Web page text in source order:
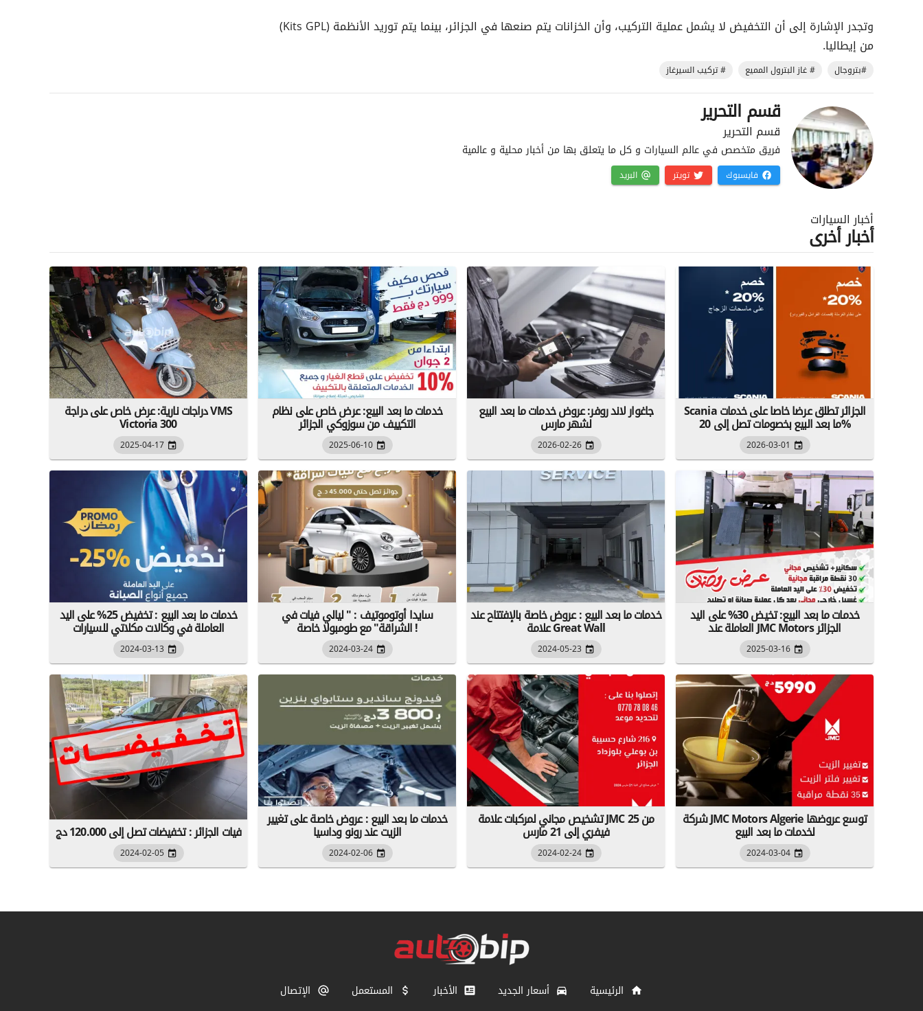
وتجدر الإشارة إلى أن التخفيض لا يشمل عملية التركيب، وأن الخزانات يتم صنعها في الجزائر، بينما يتم توريد الأنظمة (Kits GPL)
من إيطاليا.
#بتروجال # غاز البترول المميع # تركيب السيرغاز
قسم التحرير
قسم التحرير
فريق متخصص في عالم السيارات و كل ما يتعلق بها من أخبار محلية و عالمية
فايسبوك تويتر البريد
أخبار السيارات
أخبار أخرى
Scania الجزائر تطلق عرضا خاصا على خدمات
ما بعد البيع بخصومات تصل إلى 20%
2026-03-01
جاغوار لاند روفر: عروض خدمات ما بعد البيع
لشهر مارس
2026-02-26
خدمات ما بعد البيع: عرض خاص على نظام
التكييف من سوزوكي الجزائر
2025-06-10
دراجات نارية: عرض خاص على دراجة VMS
Victoria 300
2025-04-17
خدمات ما بعد البيع: تخيض 30% على اليد
العاملة عند JMC Motors الجزائر
2025-03-16
خدمات ما بعد البيع : عروض خاصة بالإفتتاح عند
علامة Great Wall
2024-05-23
سايدا أوتوموتيف : " ليالي فيات في
الشراقة" مع طومبولا خاصة !
2024-03-24
خدمات ما بعد البيع : تخفيض 25% على اليد
العاملة في وكالات مكلاتي للسيارات
2024-03-13
شركة JMC Motors Algerie توسع عروضها
لخدمات ما بعد البيع
2024-03-04
تشخيص مجاني لمركبات علامة JMC من 25
فيفري إلى 21 مارس
2024-02-24
خدمات ما بعد البيع : عروض خاصة على تغيير
الزيت عند رونو وداسيا
2024-02-06
فيات الجزائر : تخفيضات تصل إلى 120.000 دج
2024-02-05
الرئيسية أسعار الجديد الأخبار المستعمل الإتصال